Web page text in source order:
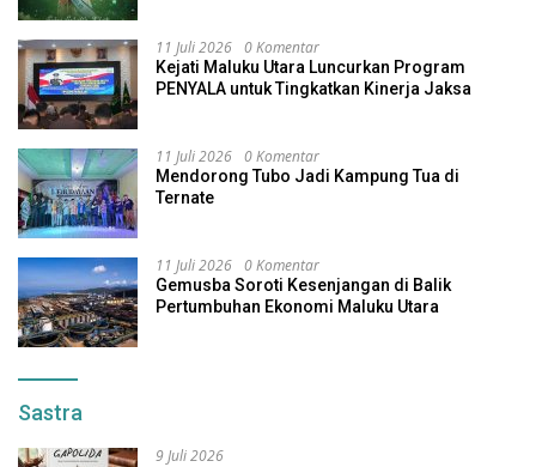
11 Juli 2026 0 Komentar
Kejati Maluku Utara Luncurkan Program
PENYALA untuk Tingkatkan Kinerja Jaksa
11 Juli 2026 0 Komentar
Mendorong Tubo Jadi Kampung Tua di
Ternate
11 Juli 2026 0 Komentar
Gemusba Soroti Kesenjangan di Balik
Pertumbuhan Ekonomi Maluku Utara
Sastra
9 Juli 2026